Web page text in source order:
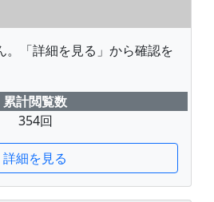
。「詳細を見る」から確認を
累計閲覧数
354回
詳細を見る